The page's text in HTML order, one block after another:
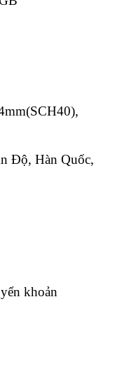
Độ, Hàn Quốc,
khoản